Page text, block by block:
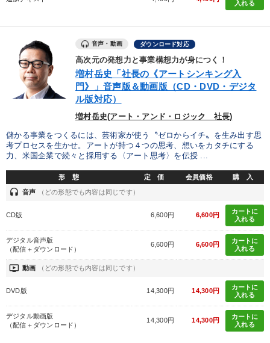
入れる
音声・動画 ダウンロード対応
高次元の発想力と事業構想力が身につく！
増村岳史「社長の《アートシンキング入
門》」音声版＆動画版（CD・DVD・デジタ
ル版対応）
増村岳史(アート・アンド・ロジック 社長)
儲かる事業をつくるには、芸術家が使う〝ゼロからイチ〟を生み出す思
考プロセスを生かせ。アートが持つ４つの思考、想いをカタチにする
力、米国企業で続々と採用する〈アート思考〉を伝授 ...
形 態 定 価 会員価格 購 入
headset 音声 （どの形態でも内容は同じです）
CD版 6,600円 6,600円
カートに
入れる
デジタル音声版
（配信＋ダウンロード）
6,600円 6,600円
カートに
入れる
ondemand_video 動画 （どの形態でも内容は同じです）
DVD版 14,300円 14,300円
カートに
入れる
デジタル動画版
（配信＋ダウンロード）
14,300円 14,300円
カートに
入れる